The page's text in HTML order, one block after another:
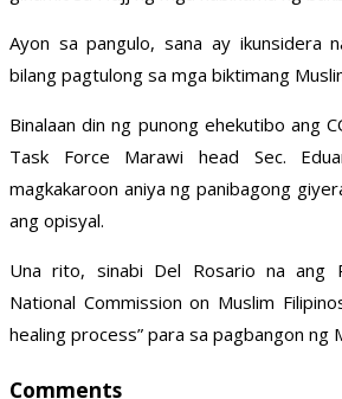
Ayon sa pangulo, sana ay ikunsidera
bilang pagtulong sa mga biktimang
Binalaan din ng punong ehekutibo ang
Task Force Marawi head Sec.
magkakaroon aniya ng panibagong
ang opisyal.
Una rito, sinabi Del Rosario na ang
National Commission on Muslim
healing process” para sa pagbangon ng
Comments